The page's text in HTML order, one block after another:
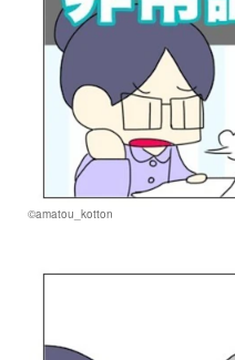
©amatou_kotton